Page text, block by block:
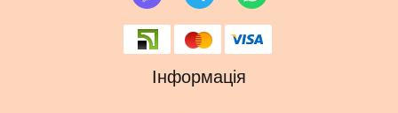
Інформація